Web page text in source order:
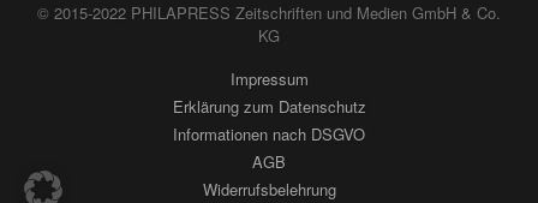
© 2015-2022 PHILAPRESS Zeitschriften und Medien GmbH & Co.
KG
Impressum
Erklärung zum Datenschutz
Informationen nach DSGVO
AGB
Widerrufsbelehrung